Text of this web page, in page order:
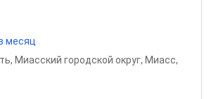
месяц
, Миасский городской округ, Миасс,